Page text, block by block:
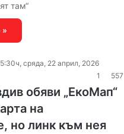
там“
»
сряда, 22 април, 2026
1
557
обяви „ЕкоМап“
на
но линк към нея